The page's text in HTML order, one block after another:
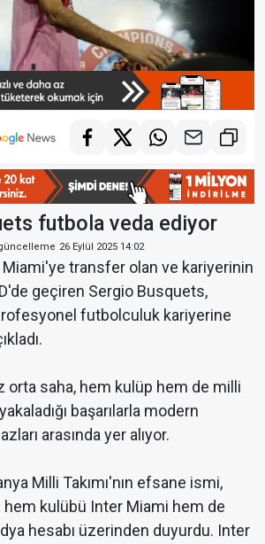
futbola veda ediyor
güncelleme 26 Eylül 2025 14:02
Miami'ye transfer olan ve kariyerinin
geçiren Sergio Busquets,
futbolculuk kariyerine
orta saha, hem kulüp hem de milli
başarılarla modern
arasında yer alıyor.
Milli Takımı'nın efsane ismi,
hem kulübü Inter Miami hem de
hesabı üzerinden duyurdu. Inter